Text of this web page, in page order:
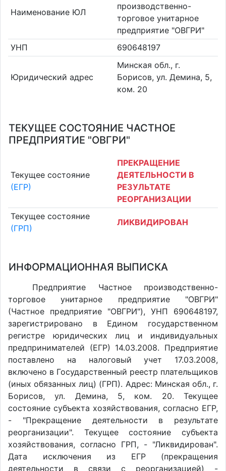
Наименование ЮЛ
производственно-
торговое унитарное
предприятие "ОВГРИ"
УНП
690648197
Юридический адрес
Минская обл., г.
Борисов, ул. Демина, 5,
ком. 20
ТЕКУЩЕЕ СОСТОЯНИЕ ЧАСТНОЕ
ПРЕДПРИЯТИЕ "ОВГРИ"
Текущее состояние
(ЕГР)
ПРЕКРАЩЕНИЕ
ДЕЯТЕЛЬНОСТИ В
РЕЗУЛЬТАТЕ
РЕОРГАНИЗАЦИИ
Текущее состояние
(ГРП)
ЛИКВИДИРОВАН
ИНФОРМАЦИОННАЯ ВЫПИСКА
Предприятие Частное производственно-
торговое унитарное предприятие "ОВГРИ"
(Частное предприятие "ОВГРИ"), УНП 690648197,
зарегистрировано в Едином государственном
регистре юридических лиц и индивидуальных
предпринимателей (ЕГР) 14.03.2008. Предприятие
поставлено на налоговый учет 17.03.2008,
включено в Государственный реестр плательщиков
(иных обязанных лиц) (ГРП). Адрес: Минская обл., г.
Борисов, ул. Демина, 5, ком. 20. Текущее
состояние субъекта хозяйствования, согласно ЕГР,
- "Прекращение деятельности в результате
реорганизации". Текущее состояние субъекта
хозяйствования, согласно ГРП, - "Ликвидирован".
Дата исключения из ЕГР (прекращения
деятельности в связи с реорганизацией) -